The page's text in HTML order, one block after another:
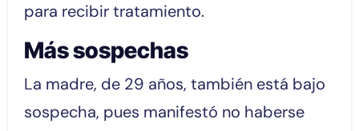
para recibir tratamiento.
Más sospechas
La madre, de 29 años, también está bajo
sospecha, pues manifestó no haberse